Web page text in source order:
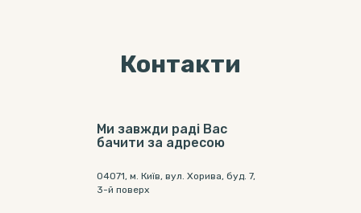
Контакти
Ми завжди раді Вас
бачити за адресою
04071, м. Київ, вул. Хорива, буд. 7,
3-й поверх